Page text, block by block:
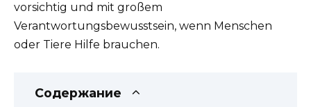
vorsichtig und mit großem
Verantwortungsbewusstsein, wenn Menschen
oder Tiere Hilfe brauchen.
Содержание